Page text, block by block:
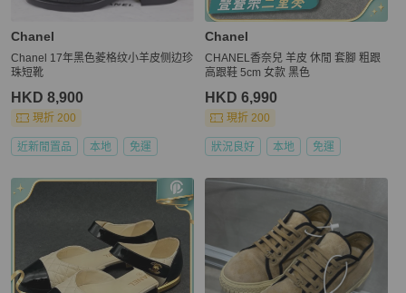
Chanel
Chanel 17年黑色菱格纹小羊皮侧边珍
珠短靴
HKD 8,900
現折 200
近新閒置品 本地 免運
Chanel
CHANEL香奈兒 羊皮 休閒 套腳 粗跟
高跟鞋 5cm 女款 黑色
HKD 6,990
現折 200
狀況良好 本地 免運